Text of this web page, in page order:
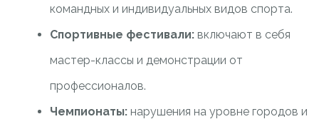
командных и индивидуальных видов спорта.
Спортивные фестивали:включают в себя
мастер-классы и демонстрации от
профессионалов.
Чемпионаты:нарушения на уровне городов и